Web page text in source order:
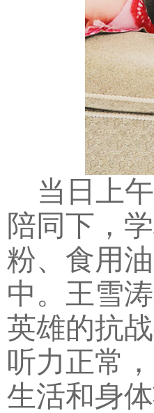
当日上
陪同下，
粉、食用
中。王雪
英雄的抗
听力正常
生活和身